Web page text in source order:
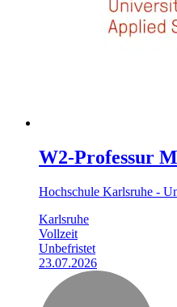
W2-Professur
Hochschule Karlsruhe -
Karlsruhe
Vollzeit
Unbefristet
23.07.2026